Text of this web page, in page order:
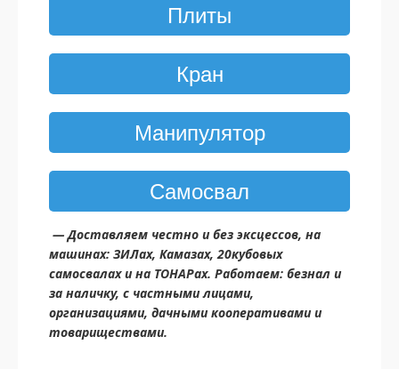
Плиты
Кран
Манипулятор
Самосвал
— Доставляем честно и без эксцессов, на
машинах: ЗИЛах, Камазах, 20кубовых
самосвалах и на ТОНАРах. Работаем: безнал и
за наличку, с частными лицами,
организациями, дачными кооперативами и
товариществами.